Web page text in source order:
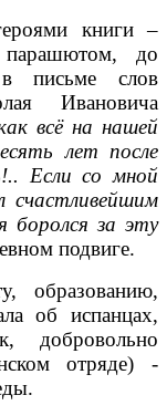
книги –
до
письме слов
Ивановича
всё на нашей
лет после
Если со мной
боролся за эту
подвиге.
образованию,
об испанцах,
добровольно
отряде) -